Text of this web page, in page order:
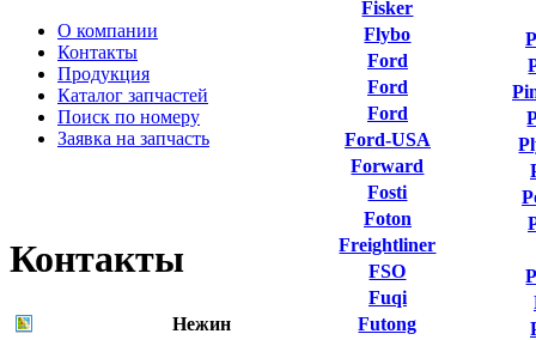
О компании
Контакты
Продукция
Каталог запчастей
Поиск по номеру
Заявка на запчасть
Контакты
Нежин
Fisker
Flybo
Ford
Ford
Ford
Ford-USA
Forward
Fosti
Foton
Freightliner
FSO
Fuqi
Futong